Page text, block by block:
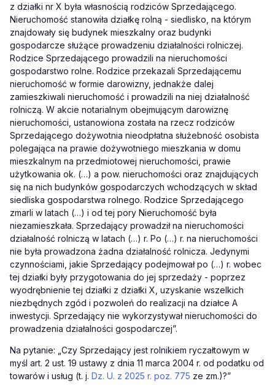
z działki nr X była własnością rodziców Sprzedającego.
Nieruchomość stanowiła działkę rolną - siedlisko, na którym
znajdowały się budynek mieszkalny oraz budynki
gospodarcze służące prowadzeniu działalności rolniczej.
Rodzice Sprzedającego prowadzili na nieruchomości
gospodarstwo rolne. Rodzice przekazali Sprzedającemu
nieruchomość w formie darowizny, jednakże dalej
zamieszkiwali nieruchomość i prowadzili na niej działalność
rolniczą. W akcie notarialnym obejmującym darowiznę
nieruchomości, ustanowiona została na rzecz rodziców
Sprzedającego dożywotnia nieodpłatna służebność osobista
polegająca na prawie dożywotniego mieszkania w domu
mieszkalnym na przedmiotowej nieruchomości, prawie
użytkowania ok. (…) a pow. nieruchomości oraz znajdujących
się na nich budynków gospodarczych wchodzących w skład
siedliska gospodarstwa rolnego. Rodzice Sprzedającego
zmarli w latach (…) i od tej pory Nieruchomość była
niezamieszkała. Sprzedający prowadził na nieruchomości
działalność rolniczą w latach (…) r. Po (…) r. na nieruchomości
nie była prowadzona żadna działalność rolnicza. Jedynymi
czynnościami, jakie Sprzedający podejmował po (…) r. wobec
tej działki były przygotowania do jej sprzedaży - poprzez
wyodrębnienie tej działki z działki X, uzyskanie wszelkich
niezbędnych zgód i pozwoleń do realizacji na działce A
inwestycji. Sprzedający nie wykorzystywał nieruchomości do
prowadzenia działalności gospodarczej”.
Na pytanie: „Czy Sprzedający jest rolnikiem ryczałtowym w
myśl art. 2 ust. 19 ustawy z dnia 11 marca 2004 r. od podatku od
towarów i usług (t. j. Dz. U. z 2025 r. poz. 775 ze zm.)?”